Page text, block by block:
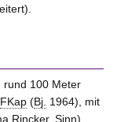
rund 100 Meter
FKap(Bj. 1964), mit
Rincker, Sinn).